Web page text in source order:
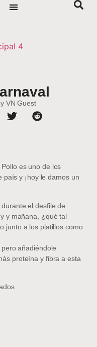
VN Guest
es uno de los
país y ¡hoy le damos un
el desfile de
y mañana, ¿qué tal
junto a los platillos como
añadiéndole
proteína y fibra a esta